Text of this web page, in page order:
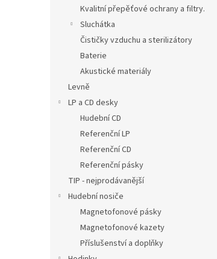
Kvalitní přepěťové ochrany a filtry.
Sluchátka
Čističky vzduchu a sterilizátory
Baterie
Akustické materiály
Levně
LP a CD desky
Hudební CD
Referenční LP
Referenční CD
Referenční pásky
TIP - nejprodávanější
Hudební nosiče
Magnetofonové pásky
Magnetofonové kazety
Příslušenství a doplňky